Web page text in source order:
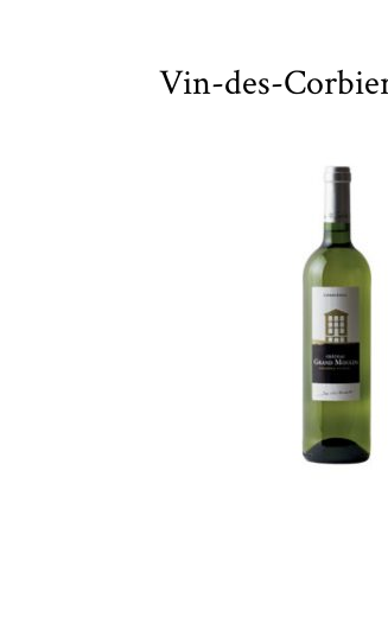
Vin-des-